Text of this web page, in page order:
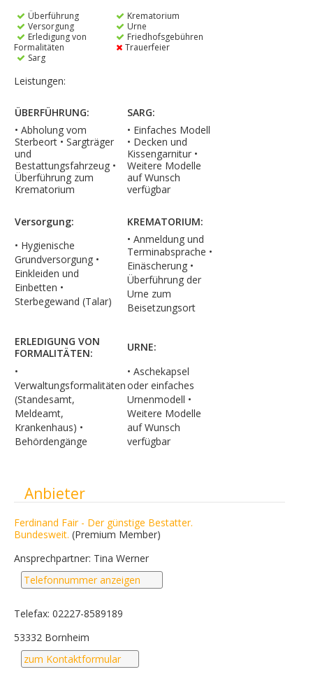
Überführung
Versorgung
Erledigung von
Formalitäten
Sarg
Krematorium
Urne
Friedhofsgebühren
Trauerfeier
Leistungen:
ÜBERFÜHRUNG:
SARG:
• Abholung vom
Sterbeort • Sargträger
und
Bestattungsfahrzeug •
Überführung zum
Krematorium
• Einfaches Modell
• Decken und
Kissengarnitur •
Weitere Modelle
auf Wunsch
verfügbar
Versorgung:
KREMATORIUM:
• Hygienische
Grundversorgung •
Einkleiden und
Einbetten •
Sterbegewand (Talar)
• Anmeldung und
Terminabsprache •
Einäscherung •
Überführung der
Urne zum
Beisetzungsort
ERLEDIGUNG VON
FORMALITÄTEN:
URNE:
•
Verwaltungsformalitäten
(Standesamt,
Meldeamt,
Krankenhaus) •
Behördengänge
• Aschekapsel
oder einfaches
Urnenmodell •
Weitere Modelle
auf Wunsch
verfügbar
Ausblenden
Anbieter
Ferdinand Fair - Der günstige Bestatter.
Bundesweit. (Premium Member)
Ansprechpartner: Tina Werner
Telefonnummer anzeigen
Telefax: 02227-8589189
53332 Bornheim
zum Kontaktformular